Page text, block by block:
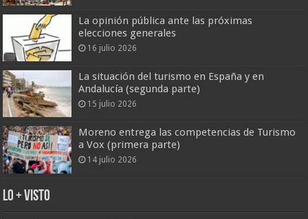
La opinión pública ante las próximas
elecciones generales
16 julio 2026
La situación del turismo en España y en
Andalucía (segunda parte)
15 julio 2026
Moreno entrega las competencias de Turismo
a Vox (primera parte)
14 julio 2026
Lo + Visto